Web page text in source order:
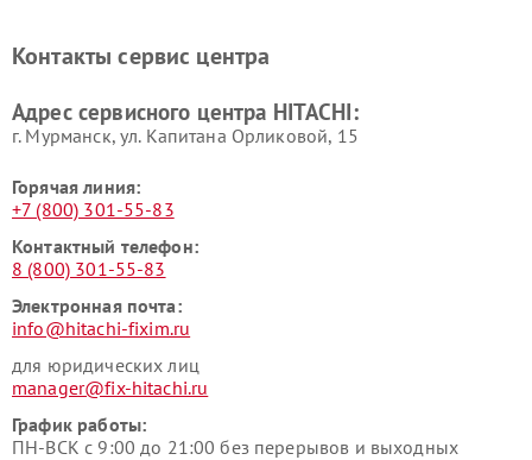
данных HITACHI
HITACHI
HITACHI
HITACHI
Контакты сервис центра
Адрес сервисного центра HITACHI:
г. Мурманск, ул. Капитана Орликовой, 15
Горячая линия:
+7 (800) 301-55-83
Контактный телефон:
8 (800) 301-55-83
Электронная почта:
info@hitachi-fixim.ru
для юридических лиц
manager@fix-hitachi.ru
График работы:
ПН-ВСК с 9:00 до 21:00 без перерывов и выходных